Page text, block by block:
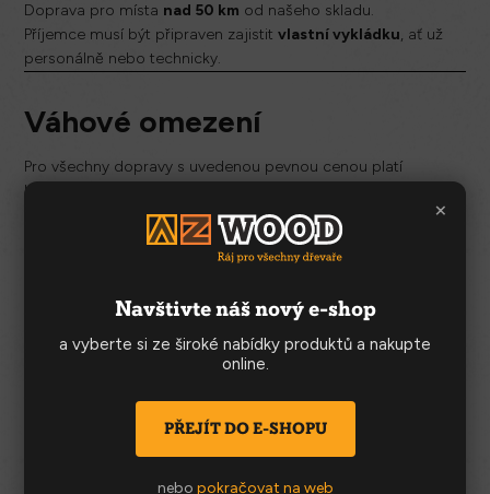
×
Navštivte náš nový e-shop
a vyberte si ze široké nabídky produktů a nakupte
online.
PŘEJÍT DO E-SHOPU
nebo pokračovat na web
Doprava pro místa nad 50 km od našeho skladu.
Příjemce musí být připraven zajistitvlastní vykládku, ať už
personálně nebo technicky.
Váhové omezení
Pro všechny dopravy s uvedenou pevnou cenou platí
limit
U těžších zakázek připravíme individuální cenovou nabídku.
5. Doprava se strojní
vykládkou (hydraulická ruka)
Cena: individuálně
Varianta vhodná pro těžké nebo rozměrné materiály.